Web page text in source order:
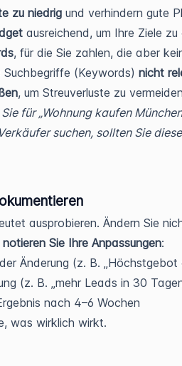
zu niedrig und verhindern gute
ausreichend, um Ihre Ziele zu
, für die Sie zahlen, die aber
Suchbegriffe (Keywords) nicht
, um Streuverluste zu
für „Wohnung kaufen
suchen, sollten Sie
ausprobieren. Ändern Sie
notieren Sie Ihre Anpassungen:
Änderung (z. B. „Höchstgebot
(z. B. „mehr Leads in 30
nach 4–6 Wochen
was wirklich wirkt.